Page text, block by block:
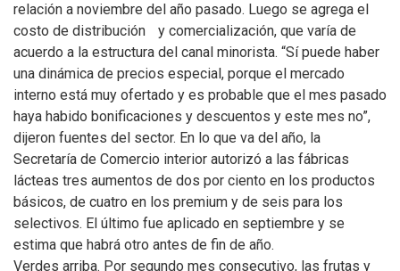
relación a noviembre del año pasado. Luego se agrega el
costo de distribución y comercialización, que varía de
acuerdo a la estructura del canal minorista. “Sí puede haber
una dinámica de precios especial, porque el mercado
interno está muy ofertado y es probable que el mes pasado
haya habido bonificaciones y descuentos y este mes no”,
dijeron fuentes del sector. En lo que va del año, la
Secretaría de Comercio interior autorizó a las fábricas
lácteas tres aumentos de dos por ciento en los productos
básicos, de cuatro en los premium y de seis para los
selectivos. El último fue aplicado en septiembre y se
estima que habrá otro antes de fin de año.
Verdes arriba. Por segundo mes consecutivo, las frutas y